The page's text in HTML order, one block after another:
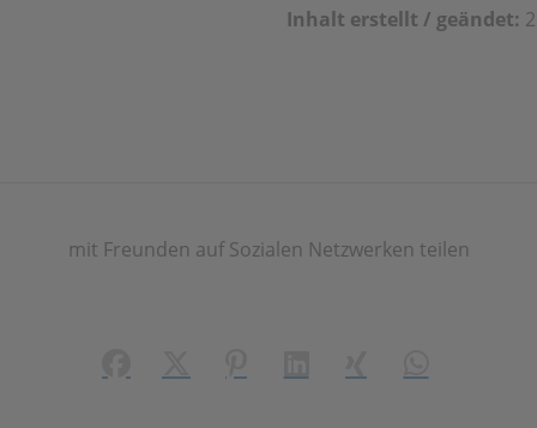
Inhalt erstellt / geändet:
mit Freunden auf Sozialen Netzwerken teilen